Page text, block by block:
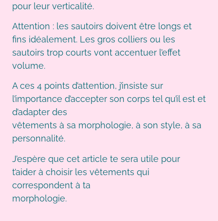
pour leur verticalité.
Attention : les sautoirs doivent être longs et
fins idéalement. Les gros colliers ou les
sautoirs trop courts vont accentuer l’effet
volume.
A ces 4 points d’attention, j’insiste sur
l’importance d’accepter son corps tel qu’il est et
d’adapter des
vêtements à sa morphologie, à son style, à sa
personnalité.
J’espère que cet article te sera utile pour
t’aider à choisir les vêtements qui
correspondent à ta
morphologie.